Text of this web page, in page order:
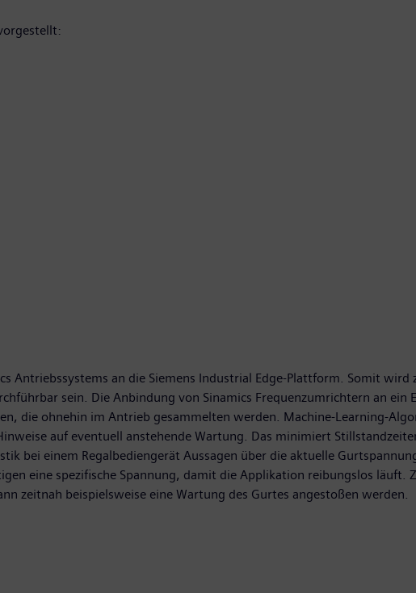
Antriebssystems an die Siemens Industrial Edge-Plattform. Somit
sein. Die Anbindung von Sinamics Frequenzumrichtern an ein
die ohnehin im Antrieb gesammelten werden. Machine-Learning-
auf eventuell anstehende Wartung. Das minimiert
bei einem Regalbediengerät Aussagen über die aktuelle
eine spezifische Spannung, damit die Applikation reibungslos läuft.
zeitnah beispielsweise eine Wartung des Gurtes angestoßen werden.